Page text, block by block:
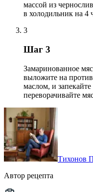
массой из
в холодильник на 4
3
Шаг 3
Замаринованное
выложите на
маслом, и
переворачивайте
Тихонов
Автор рецепта